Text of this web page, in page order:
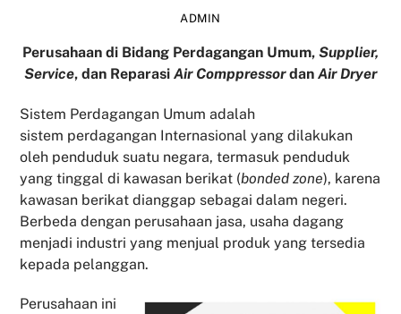
ADMIN
Perusahaan di Bidang Perdagangan Umum, Supplier,
Service, dan Reparasi Air Comppressordan Air Dryer
Sistem Perdagangan Umum adalah
sistem perdagangan Internasional yang dilakukan
oleh penduduk suatu negara, termasuk penduduk
yang tinggal di kawasan berikat (bonded zone), karena
kawasan berikat dianggap sebagai dalam negeri.
Berbeda dengan perusahaan jasa, usaha dagang
menjadi industri yang menjual produk yang tersedia
kepada pelanggan.
Perusahaan ini